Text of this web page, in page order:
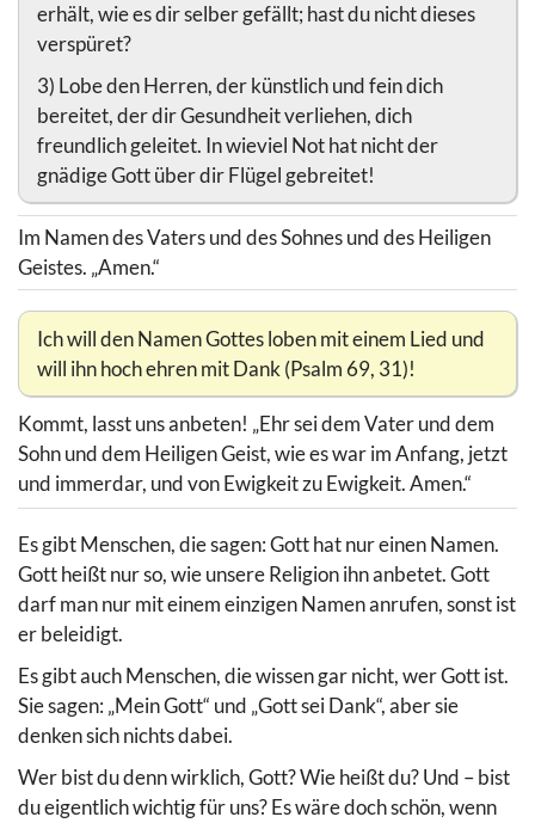
erhält, wie es dir selber gefällt; hast du nicht dieses
verspüret?
3) Lobe den Herren, der künstlich und fein dich
bereitet, der dir Gesundheit verliehen, dich
freundlich geleitet. In wieviel Not hat nicht der
gnädige Gott über dir Flügel gebreitet!
Im Namen des Vaters und des Sohnes und des Heiligen
Geistes. „Amen.“
Ich will den Namen Gottes loben mit einem Lied und
will ihn hoch ehren mit Dank (Psalm 69, 31)!
Kommt, lasst uns anbeten! „Ehr sei dem Vater und dem
Sohn und dem Heiligen Geist, wie es war im Anfang, jetzt
und immerdar, und von Ewigkeit zu Ewigkeit. Amen.“
Es gibt Menschen, die sagen: Gott hat nur einen Namen.
Gott heißt nur so, wie unsere Religion ihn anbetet. Gott
darf man nur mit einem einzigen Namen anrufen, sonst ist
er beleidigt.
Es gibt auch Menschen, die wissen gar nicht, wer Gott ist.
Sie sagen: „Mein Gott“ und „Gott sei Dank“, aber sie
denken sich nichts dabei.
Wer bist du denn wirklich, Gott? Wie heißt du? Und – bist
du eigentlich wichtig für uns? Es wäre doch schön, wenn